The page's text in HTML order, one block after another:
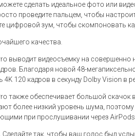
сделать идеальное фото или
проведите пальцем, чтобы
цифровой зум, чтобы скомпоновать
качества.
выводит видеосъемку на
Благодаря новой 48-
4K 120 кадров в секунду Dolby Vision в
также обеспечивает большой скачок
более низкий уровень шума,
при прослушивании через
Сделайте так, чтобы ваш голос был